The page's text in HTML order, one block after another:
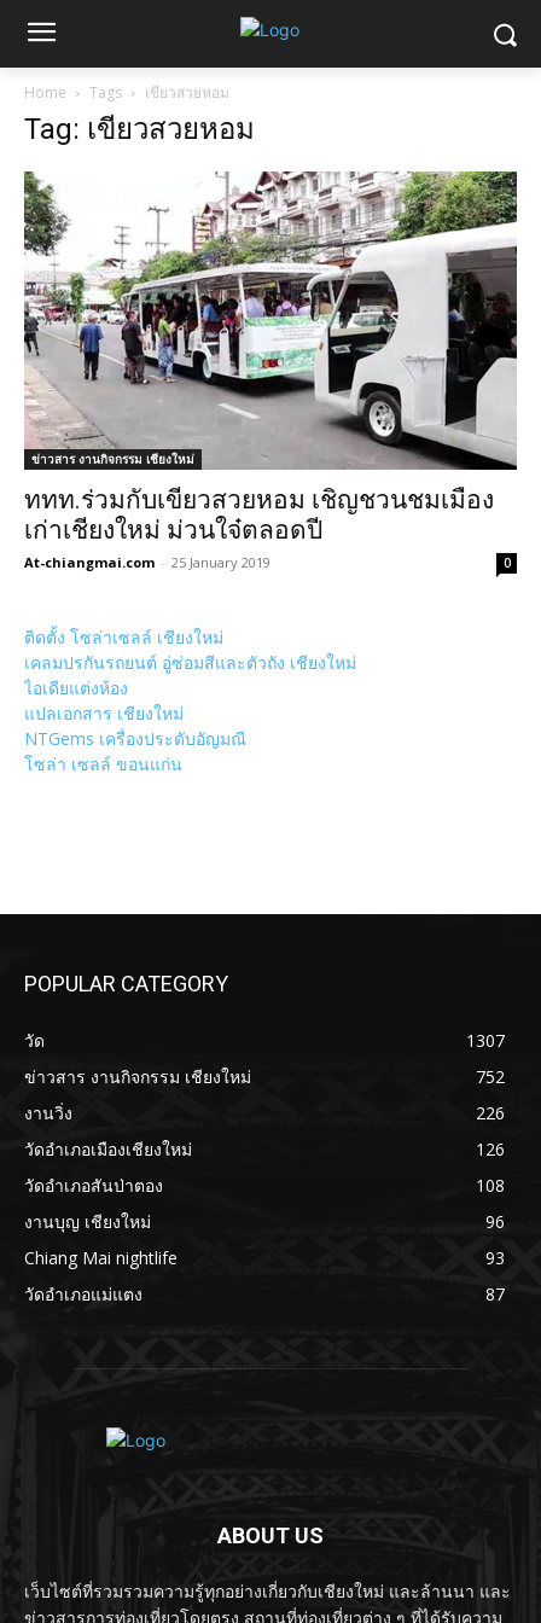
Home Tags เขียวสวยหอม
Tag: เขียวสวยหอม
ข่าวสาร งานกิจกรรม เชียงใหม่
ททท.ร่วมกับเขียวสวยหอม เชิญชวนชมเมือง
เก่าเชียงใหม่ ม่วนใจ๋ตลอดปี
At-chiangmai.com - 25 January 2019 0
ติดตั้ง โซล่าเซลล์ เชียงใหม่
เคลมปรกันรถยนต์ อู่ซ่อมสีและตัวถัง เชียงใหม่
ไอเดียแต่งห้อง
แปลเอกสาร เชียงใหม่
NTGems เครื่องประดับอัญมณี
โซล่า เซลล์ ขอนแก่น
POPULAR CATEGORY
วัด
1307
ข่าวสาร งานกิจกรรม เชียงใหม่
752
งานวิ่ง
226
วัดอำเภอเมืองเชียงใหม่
126
วัดอำเภอสันป่าตอง
108
งานบุญ เชียงใหม่
96
Chiang Mai nightlife
93
วัดอำเภอแม่แตง
87
ABOUT US
เว็บไซต์ที่รวมรวมความรู้ทุกอย่างเกี่ยวกับเชียงใหม่ และล้านนา และ
ข่าวสารการท่องเที่ยวโดยตรง สถานที่ท่องเที่ยวต่าง ๆ ที่ได้รับความ